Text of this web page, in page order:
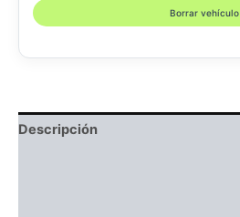
Borrar vehículo
Descripción